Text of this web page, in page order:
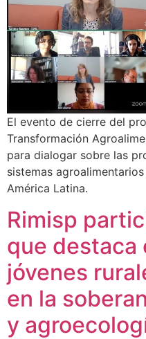
El evento de cierre del
Transformación
para dialogar sobre las
sistemas
América Latina.
Rimisp
que destaca
jóvenes
en la
y